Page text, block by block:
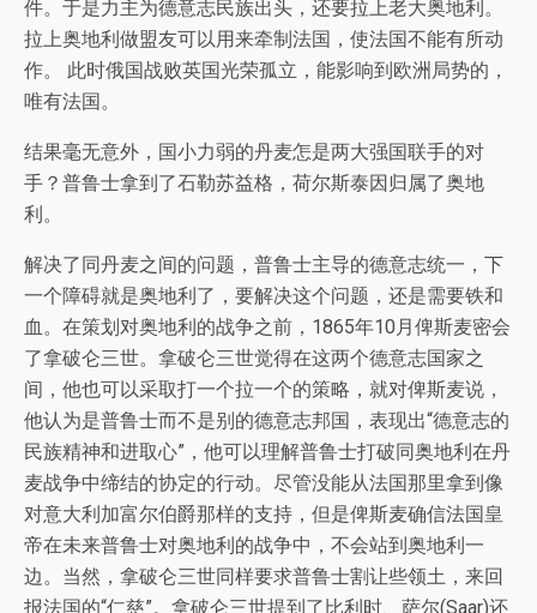
件。于是力主为德意志民族出头，还要拉上老大奥地利。
拉上奥地利做盟友可以用来牵制法国，使法国不能有所动
作。 此时俄国战败英国光荣孤立，能影响到欧洲局势的，
唯有法国。
结果毫无意外，国小力弱的丹麦怎是两大强国联手的对
手？普鲁士拿到了石勒苏益格，荷尔斯泰因归属了奥地
利。
解决了同丹麦之间的问题，普鲁士主导的德意志统一，下
一个障碍就是奥地利了，要解决这个问题，还是需要铁和
血。在策划对奥地利的战争之前，1865年10月俾斯麦密会
了拿破仑三世。拿破仑三世觉得在这两个德意志国家之
间，他也可以采取打一个拉一个的策略，就对俾斯麦说，
他认为是普鲁士而不是别的德意志邦国，表现出“德意志的
民族精神和进取心”，他可以理解普鲁士打破同奥地利在丹
麦战争中缔结的协定的行动。尽管没能从法国那里拿到像
对意大利加富尔伯爵那样的支持，但是俾斯麦确信法国皇
帝在未来普鲁士对奥地利的战争中，不会站到奥地利一
边。当然，拿破仑三世同样要求普鲁士割让些领土，来回
报法国的“仁慈”。拿破仑三世提到了比利时、萨尔(Saar)还